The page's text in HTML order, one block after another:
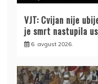
VJT: Cvijan nije
je smrt nastupila
6. avgust 2026.